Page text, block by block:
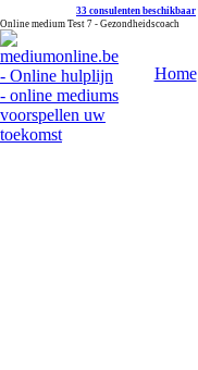
33 consulenten beschikbaar
Online medium Test 7 - Gezondheidscoach
Home